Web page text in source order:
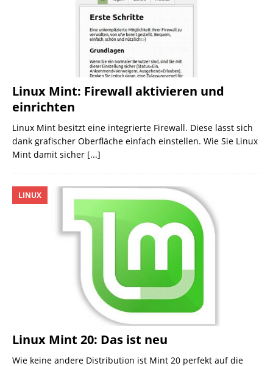
Linux Mint: Firewall aktivieren und
einrichten
Linux Mint besitzt eine integrierte Firewall. Diese lässt sich
dank grafischer Oberfläche einfach einstellen. Wie Sie Linux
Mint damit sicher [...]
Linux Mint 20: Das ist neu
LINUX
Wie keine andere Distribution ist Mint 20 perfekt auf die